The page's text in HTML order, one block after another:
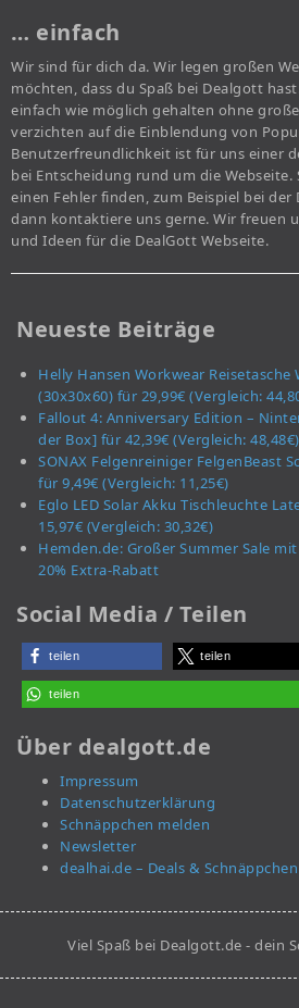
… einfach
Wir sind für dich da. Wir legen großen
möchten, dass du Spaß bei Dealgott
einfach wie möglich gehalten ohne
verzichten auf die Einblendung von
Benutzerfreundlichkeit ist für uns einer
bei Entscheidung rund um die
einen Fehler finden, zum Beispiel bei der
dann kontaktiere uns gerne. Wir freuen
und Ideen für die DealGott Webseite.
Neueste Beiträge
Helly Hansen Workwear Reisetasche
(30x30x60) für 29,99€ (Vergleich:
Fallout 4: Anniversary Edition –
der Box] für 42,39€ (Vergleich: 48,48€)
SONAX Felgenreiniger FelgenBeast
für 9,49€ (Vergleich: 11,25€)
Eglo LED Solar Akku Tischleuchte
15,97€ (Vergleich: 30,32€)
Hemden.de: Großer Summer Sale
20% Extra-Rabatt
Social Media / Teilen
teilen teilen
teilen
Über dealgott.de
Impressum
Datenschutzerklärung
Schnäppchen melden
Newsletter
dealhai.de – Deals & Schnäppchen
Viel Spaß bei Dealgott.de - dein